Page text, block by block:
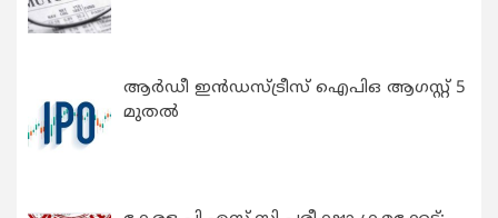
ആർഡീ ഇൻഡസ്ട്രീസ് ഐപിഒ ആഗസ്റ്റ് 5
മുതൽ